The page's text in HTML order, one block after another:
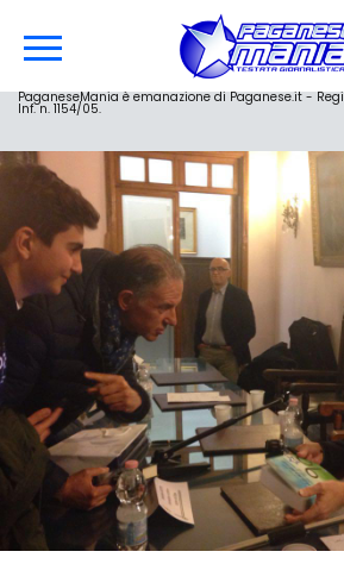
PaganeseMania è emanazione di Paganese.it -
Inf. n. 1154/05.